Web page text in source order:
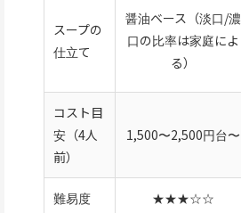
スープの
仕立て
醤油ベース（淡口/濃
口の比率は家庭によ
る）
コスト目
安（4人
前）
1,500〜2,500円台〜
難易度 ★★★☆☆